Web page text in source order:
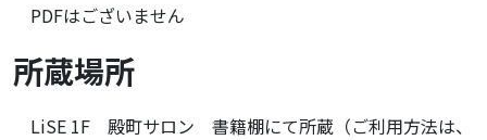
PDFはございません
所蔵場所
LiSE 1F 殿町サロン 書籍棚にて所蔵（ご利用方法は、